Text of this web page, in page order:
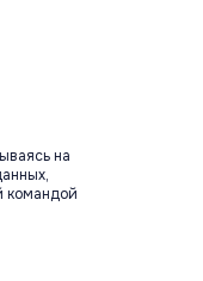
на
командой